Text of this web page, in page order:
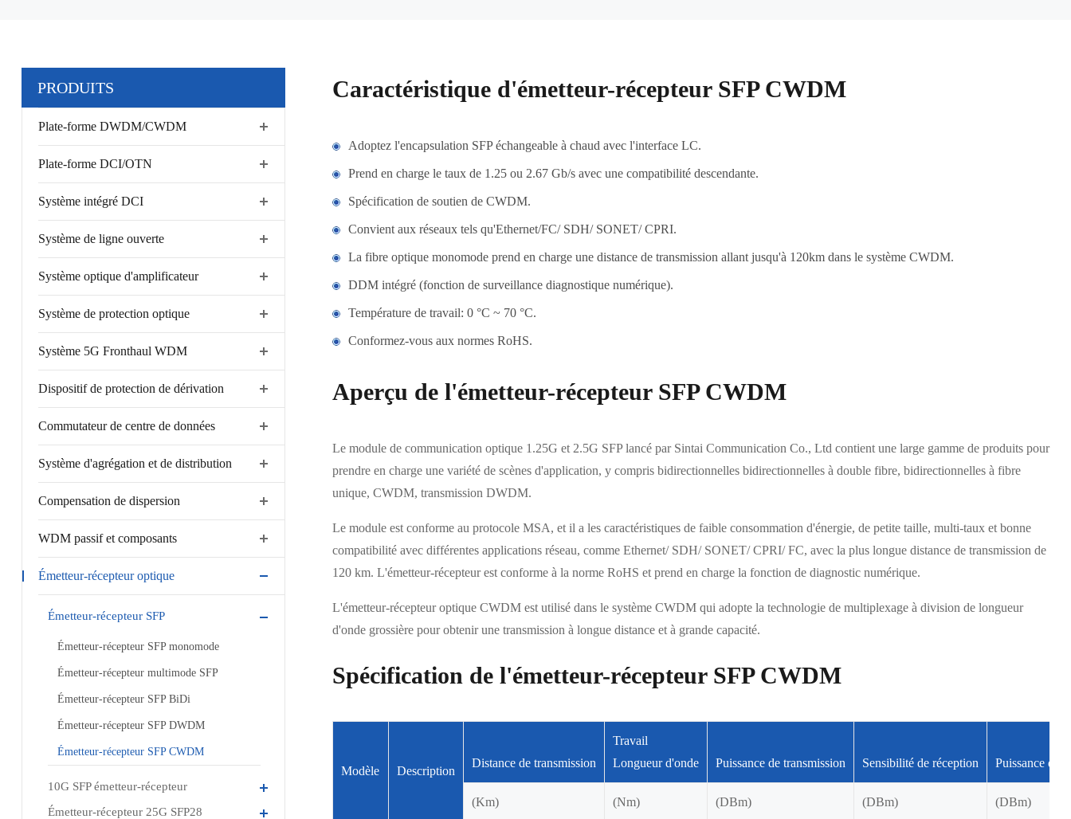
PRODUITS
Plate-forme DWDM/CWDM
Plate-forme DCI/OTN
Système intégré DCI
Système de ligne ouverte
Système optique d'amplificateur
Système de protection optique
Système 5G Fronthaul WDM
Dispositif de protection de dérivation
Commutateur de centre de données
Système d'agrégation et de distribution
Compensation de dispersion
WDM passif et composants
Émetteur-récepteur optique
Émetteur-récepteur SFP
Émetteur-récepteur SFP monomode
Émetteur-récepteur multimode SFP
Émetteur-récepteur SFP BiDi
Émetteur-récepteur SFP DWDM
Émetteur-récepteur SFP CWDM
10G SFP émetteur-récepteur
Émetteur-récepteur 25G SFP28
Caractéristique d'émetteur-récepteur SFP CWDM
Adoptez l'encapsulation SFP échangeable à chaud avec l'interface LC.
Prend en charge le taux de 1.25 ou 2.67 Gb/s avec une compatibilité descendante.
Spécification de soutien de CWDM.
Convient aux réseaux tels qu'Ethernet/FC/ SDH/ SONET/ CPRI.
La fibre optique monomode prend en charge une distance de transmission allant jusqu'à 120km dans le système CWDM.
DDM intégré (fonction de surveillance diagnostique numérique).
Température de travail: 0 °C ~ 70 °C.
Conformez-vous aux normes RoHS.
Aperçu de l'émetteur-récepteur SFP CWDM
Le module de communication optique 1.25G et 2.5G SFP lancé par Sintai Communication Co., Ltd contient une large gamme de produits pour
prendre en charge une variété de scènes d'application, y compris bidirectionnelles bidirectionnelles à double fibre, bidirectionnelles à fibre
unique, CWDM, transmission DWDM.
Le module est conforme au protocole MSA, et il a les caractéristiques de faible consommation d'énergie, de petite taille, multi-taux et bonne
compatibilité avec différentes applications réseau, comme Ethernet/ SDH/ SONET/ CPRI/ FC, avec la plus longue distance de transmission de
120 km. L'émetteur-récepteur est conforme à la norme RoHS et prend en charge la fonction de diagnostic numérique.
L'émetteur-récepteur optique CWDM est utilisé dans le système CWDM qui adopte la technologie de multiplexage à division de longueur
d'onde grossière pour obtenir une transmission à longue distance et à grande capacité.
Spécification de l'émetteur-récepteur SFP CWDM
Modèle Description
Distance de transmission
Travail
Longueur d'onde
Puissance de transmission Sensibilité de réception Puissance de
(Km) (Nm) (DBm) (DBm) (DBm)